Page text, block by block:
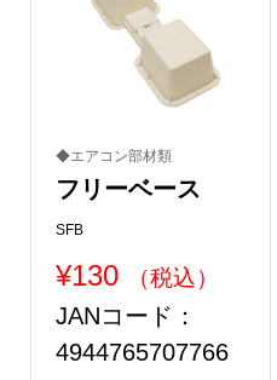
◆エアコン部材類
フリーベース
SFB
¥130 （税込）
JANコード：
4944765707766